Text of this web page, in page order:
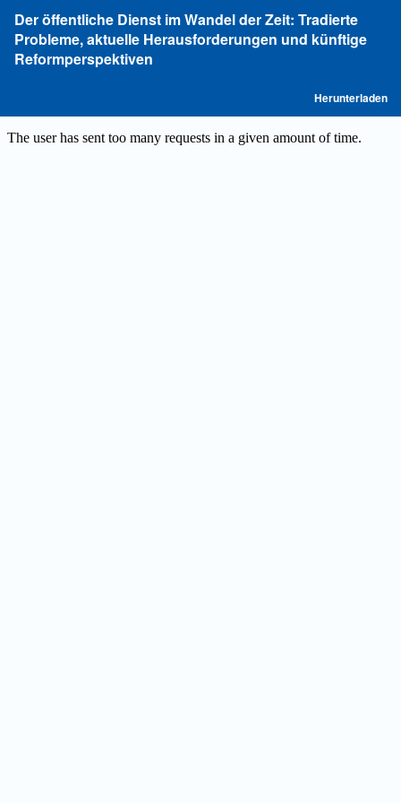
Artikeldetails
zurückkehren
Der öffentliche Dienst im Wandel der Zeit: Tradierte
Probleme, aktuelle Herausforderungen und künftige
Reformperspektiven
Herunterladen